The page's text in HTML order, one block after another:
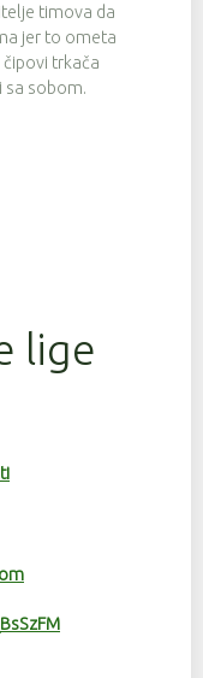
timova da
jer to ometa
trkača
sa sobom.
lige